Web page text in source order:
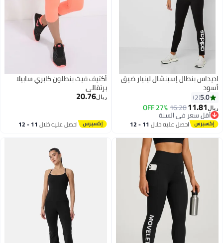
اديداس بنطال إسينشال لينيار ضيق
أسود
5.0
2
ريال11.81
16.28
27% OFF
أقل سعر في السنة
أقل سعر في السنة
احصل عليه خلال 11 - 12
أكتيف فيت بنطلون كابري سابيلا
برتقالي
ريال20.76
احصل عليه خلال 11 - 12